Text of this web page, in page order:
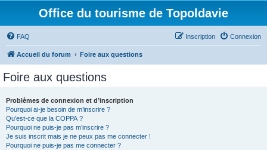
Office du tourisme de Topoldavie
FAQ Connexion
Inscription
Accueil du forum Foire aux questions
Foire aux questions
Problèmes de connexion et d’inscription
Pourquoi ai-je besoin de m’inscrire ?
Qu’est-ce que la COPPA ?
Pourquoi ne puis-je pas m’inscrire ?
Je suis inscrit mais je ne peux pas me connecter !
Pourquoi ne puis-je pas me connecter ?